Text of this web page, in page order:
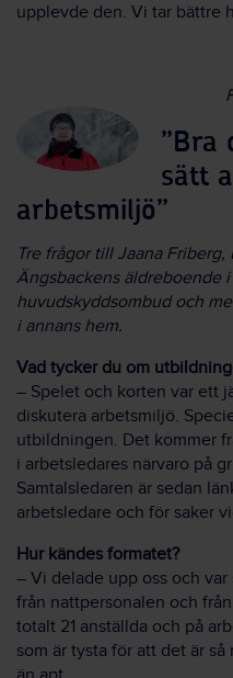
upplevde den. Vi tar bättre
”Bra
sätt
arbetsmiljö”
Tre frågor till Jaana
Ängsbackens äldreboende i
huvudskyddsombud och
i annans hem.
Vad tycker du om
– Spelet och korten var ett
diskutera arbetsmiljö.
utbildningen. Det kommer
i arbetsledares närvaro på
Samtalsledaren är sedan
arbetsledare och för saker
Hur kändes formatet?
– Vi delade upp oss och
från nattpersonalen och
totalt 21 anställda och på
som är tysta för att det är